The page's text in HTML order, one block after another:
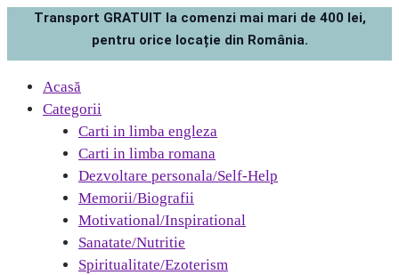
Transport GRATUIT la comenzi mai mari de 400 lei,
pentru orice locație din România.
Acasă
Categorii
Carti in limba engleza
Carti in limba romana
Dezvoltare personala/Self-Help
Memorii/Biografii
Motivational/Inspirational
Sanatate/Nutritie
Spiritualitate/Ezoterism